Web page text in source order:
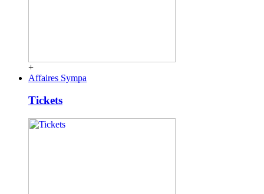
+
Affaires Sympa
Tickets